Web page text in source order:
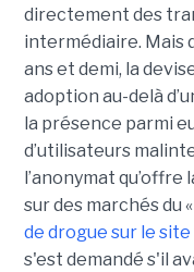
directement des
intermédiaire. Mais
ans et demi, la
adoption au-delà
la présence parmi
d’utilisateurs
l’anonymat
sur des marchés du
de drogue sur le
s'est demandé s'il